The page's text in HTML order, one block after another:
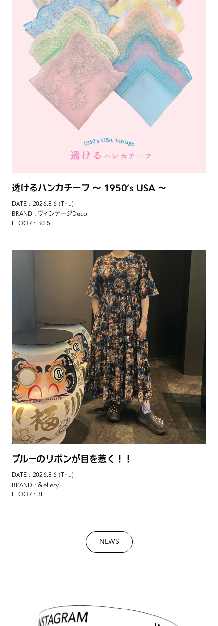
透けるハンカチーフ 〜 1950’s USA 〜
DATE : 2026.8.6 (Thu)
BRAND : ヴィンテージDeco
FLOOR : B0.5F
ブルーのリボンが目を惹く！！
DATE : 2026.8.6 (Thu)
BRAND : ＆ellecy
FLOOR : 3F
NEWS